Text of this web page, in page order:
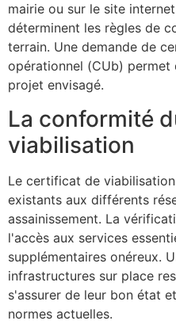
mairie ou sur le site
déterminent les règles de
terrain. Une demande de
opérationnel (CUb)
projet envisagé.
La conformité
viabilisation
Le certificat de
existants aux différents
assainissement. La
l'accès aux services
supplémentaires onéreux.
infrastructures sur place
s'assurer de leur bon état
normes actuelles.